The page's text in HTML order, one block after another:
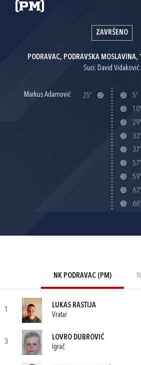
(PM)
ZAVRŠENO
PODRAVAC, PODRAVSKA
Suci: David Vidaković.
Markus Adamović 25' 5'
10'
29'
33'
37'
57'
59'
63'
66'
NK PODRAVAC (PM)
1
LUKAS RASTIJA
Vratar
3
LOVRO DUBROVIĆ
Igrač